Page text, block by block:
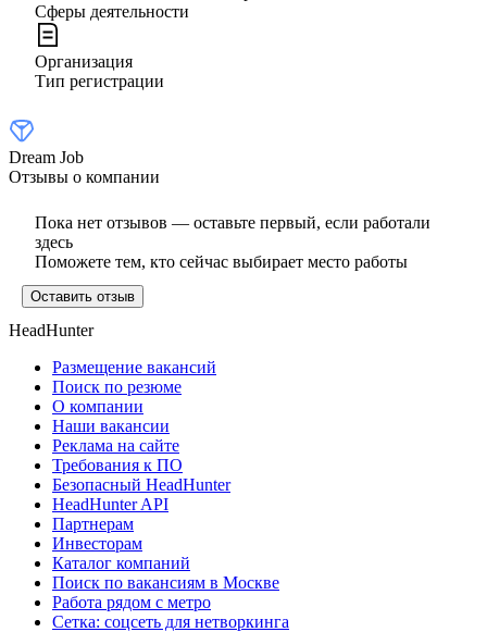
Сферы деятельности
Организация
Тип регистрации
Dream Job
Отзывы о компании
Пока нет отзывов — оставьте первый, если работали
здесь
Поможете тем, кто сейчас выбирает место работы
Оставить отзыв
HeadHunter
Размещение вакансий
Поиск по резюме
О компании
Наши вакансии
Реклама на сайте
Требования к ПО
Безопасный HeadHunter
HeadHunter API
Партнерам
Инвесторам
Каталог компаний
Поиск по вакансиям в Москве
Работа рядом с метро
Сетка: соцсеть для нетворкинга